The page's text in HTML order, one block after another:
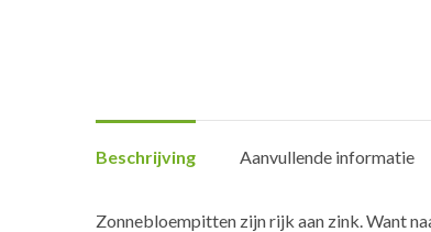
Beschrijving Aanvullende informatie
Zonnebloempitten zijn rijk aan zink. Want